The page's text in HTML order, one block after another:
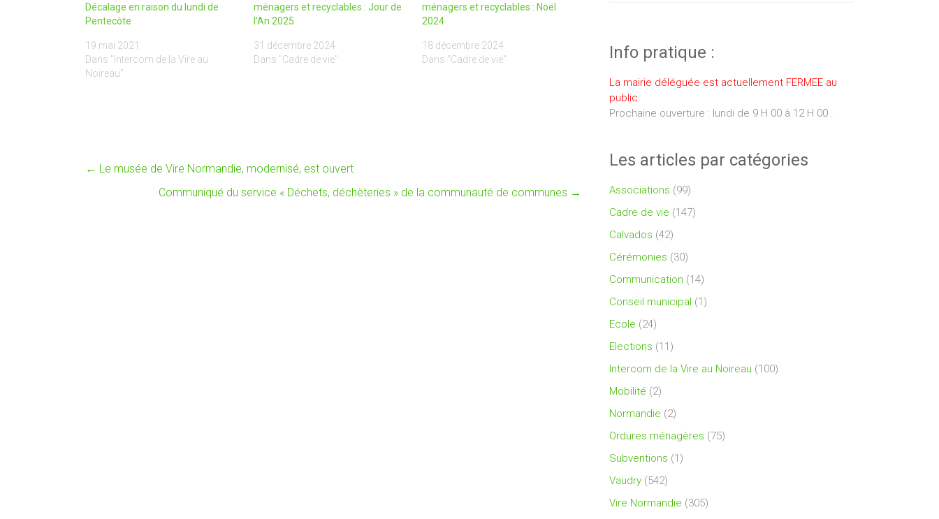
Décalage en raison du lundi de
Pentecôte
19 mai 2021
Dans "Intercom de la Vire au
Noireau"
ménagers et recyclables : Jour de
l’An 2025
31 décembre 2024
Dans "Cadre de vie"
ménagers et recyclables : Noël
2024
18 décembre 2024
Dans "Cadre de vie"
← Le musée de Vire Normandie, modernisé, est ouvert
Communiqué du service « Déchets, déchèteries » de la communauté de communes →
Info pratique :
La mairie déléguée est actuellement FERMEE au
public.
Prochaine ouverture : lundi de 9 H 00 à 12 H 00 .
Les articles par catégories
Associations (99)
Cadre de vie (147)
Calvados (42)
Cérémonies (30)
Communication (14)
Conseil municipal (1)
Ecole (24)
Elections (11)
Intercom de la Vire au Noireau (100)
Mobilité (2)
Normandie (2)
Ordures ménagères (75)
Subventions (1)
Vaudry (542)
Vire Normandie (305)